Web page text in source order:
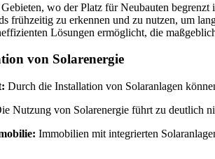
wo der Platz für Neubauten
frühzeitig zu erkennen und zu nutzen, um
Lösungen ermöglicht, die
von Solarenergie
Durch die Installation von Solaranlagen
Nutzung von Solarenergie führt zu deutlich
Immobilien mit integrierten